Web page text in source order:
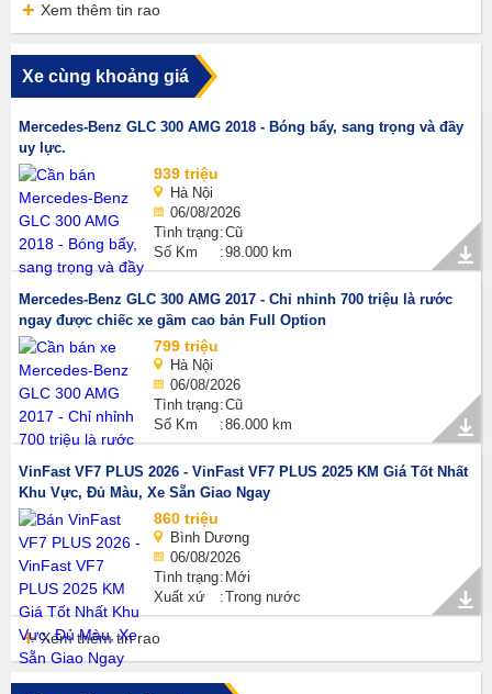
Xem thêm tin rao
Xe cùng khoảng giá
Mercedes-Benz GLC 300 AMG 2018 - Bóng bẩy, sang trọng và đầy
uy lực.
939 triệu
Hà Nội
06/08/2026
Tình trạng Cũ
Số Km
98.000 km
Mercedes-Benz GLC 300 AMG 2017 - Chỉ nhỉnh 700 triệu là rước
ngay được chiếc xe gầm cao bản Full Option
799 triệu
Hà Nội
06/08/2026
Tình trạng Cũ
Số Km
86.000 km
VinFast VF7 PLUS 2026 - VinFast VF7 PLUS 2025 KM Giá Tốt Nhất
Khu Vực, Đủ Màu, Xe Sẵn Giao Ngay
860 triệu
Bình Dương
06/08/2026
Tình trạng Mới
Xuất xứ
Trong nước
Xem thêm tin rao